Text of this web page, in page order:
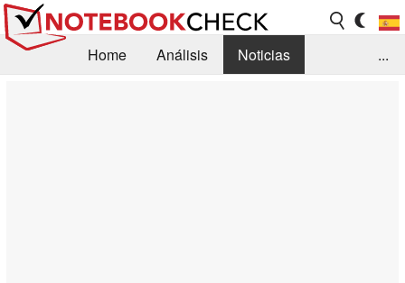
Home Análisis
Noticias
...